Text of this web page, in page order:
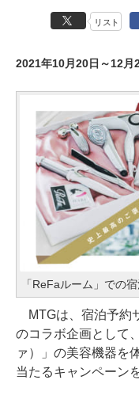
リスト
2021年10月20日～12月
「ReFaルーム」での
MTGは、宿泊予約
のコラボ企画として
ァ）」の美容機器を
当たるキャンペーン